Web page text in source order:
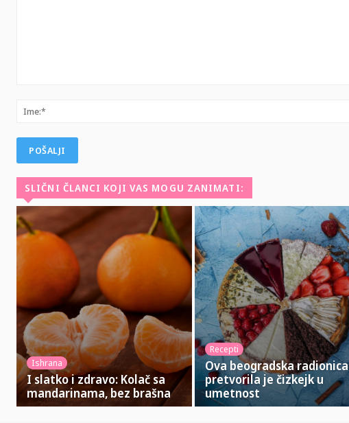
SLIČNI ČLANCI KOJI VAS MOGU ZANIMATI:
Ishrana
I slatko i zdravo: Kolač sa
mandarinama, bez brašna
Recepti
Ova beogradska radionica
pretvorila je čizkejk u
umetnost